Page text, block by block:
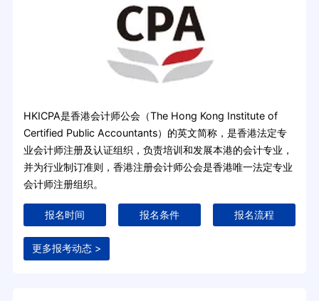
HKICPA是香港会计师公会（The Hong Kong Institute of
Certified Public Accountants）的英文简称，是香港法定专
业会计师注册及认证组织，负责培训和发展本港的会计专业，
并为行业制订准则，香港注册会计师公会是香港唯一法定专业
会计师注册组织。
报名时间 报名条件 报名流程
更多报考动态 >